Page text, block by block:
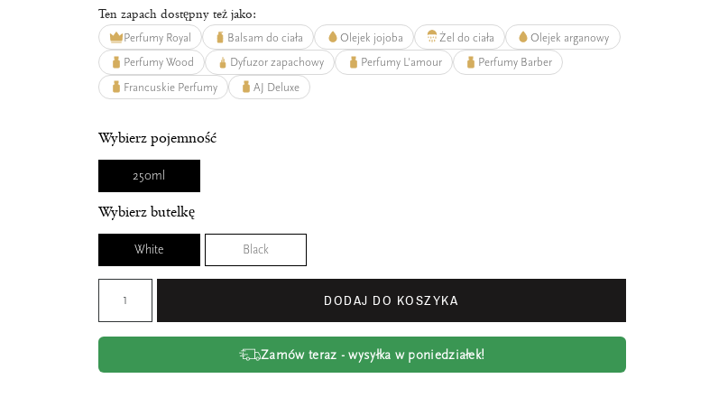
Ten zapach dostępny też jako:
Perfumy Royal Balsam do ciała Olejek jojoba Żel do ciała
Olejek arganowy
Perfumy Wood
Dyfuzor zapachowy Perfumy L'amour
Perfumy Barber
Francuskie Perfumy
AJ Deluxe
Wybierz pojemność
250ml
Wybierz butelkę
White Black
DODAJ DO KOSZYKA
Zamów teraz - wysyłka w poniedziałek!